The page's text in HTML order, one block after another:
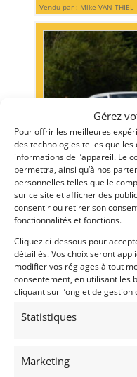
Gérez
Pour offrir les meilleures
des technologies telles que
informations de l’appareil. Le
permettra, ainsi qu’à nos
personnelles telles que le
sur ce site et afficher des
consentir ou retirer son
fonctionnalités et fonctions.
Cliquez ci-dessous pour
détaillés. Vos choix seront
modifier vos réglages à tout
consentement, en utilisant les
cliquant sur l’onglet de gestion
Statistiques
Marketing
Vendu par : Mike VAN THIEL
15
LOTUS 47GT
9 novembre 2025
Vends Lotus 47GT
Twincam, Hewland
jusque dans les